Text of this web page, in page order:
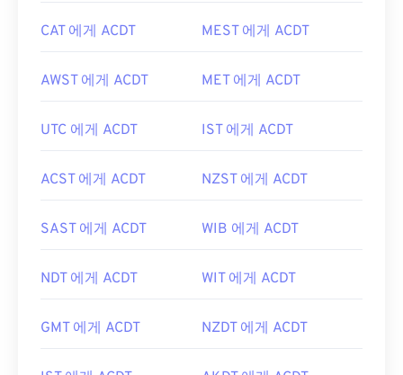
CAT 에게 ACDT MEST 에게 ACDT
AWST 에게 ACDT MET 에게 ACDT
UTC 에게 ACDT IST 에게 ACDT
ACST 에게 ACDT NZST 에게 ACDT
SAST 에게 ACDT WIB 에게 ACDT
NDT 에게 ACDT WIT 에게 ACDT
GMT 에게 ACDT NZDT 에게 ACDT